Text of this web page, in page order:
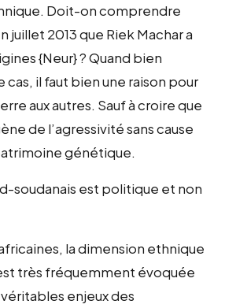
Doit-on comprendre
juillet 2013 que Riek Machar a
{Neur} ? Quand bien
cas, il faut bien une raison pour
aux autres. Sauf à croire que
de l’agressivité sans cause
génétique.
soudanais est politique et non
la dimension ethnique
très fréquemment évoquée
enjeux des